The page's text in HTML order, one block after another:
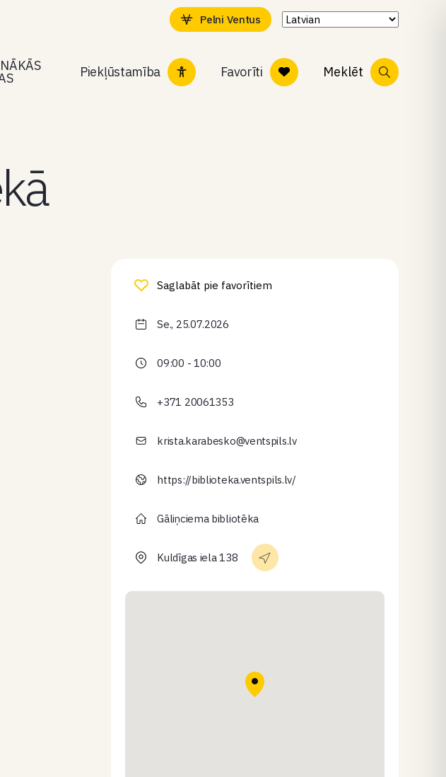
Pelni Ventus
Piekļūstamība Favorīti Meklēt
Saglabāt pie favorītiem
Se., 25.07.2026
09:00 - 10:00
+371 20061353
krista.karabesko@ventspils.lv
https://biblioteka.ventspils.lv/
Gāliņciema bibliotēka
Kuldīgas iela 138